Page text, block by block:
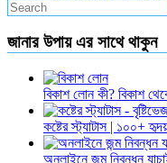
জানার উপায় এর সাথে থাকুন
বিকাশ লোন কী? বিকাশ
কষ্টের স্ট্যাটাস | ১০০+
অনলাইনে জন্ম নিবন্ধন